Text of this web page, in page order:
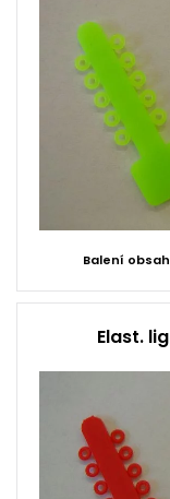
Balení
Elast.